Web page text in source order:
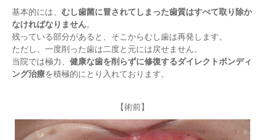
基本的には、 むし歯菌に冒されてしまった歯質はすべて取り除か
なければなりません。
残っている部分があると、そこからむし歯は再発します。
ただし、一度削った歯は二度と元には戻せません。
当院では極力、 健康な歯を削らずに修復するダイレクトボンディ
ング治療を積極的にとり入れております。
【術前】